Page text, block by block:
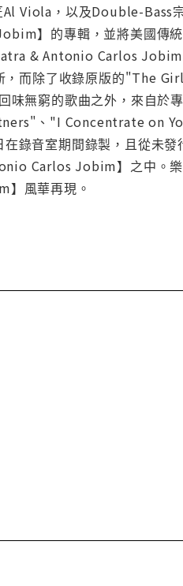
Viola，以及Double-Bass
】的專輯，並將美國傳
& Antonio Carlos
，而除了收錄原版的"The
無窮的歌曲之外，來自於
、"I Concentrate on
錄音室期間錄製，且從未
Carlos Jobim】之中。樂
風華再現。